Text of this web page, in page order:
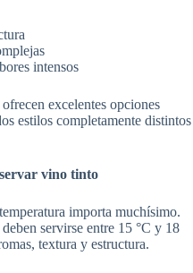
intensos
excelentes opciones
estilos completamente distintos
vino tinto
importa muchísimo.
servirse entre 15 °C y 18
textura y estructura.